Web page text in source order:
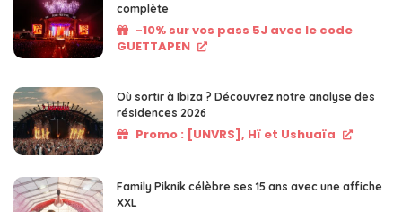
complète
-10% sur vos pass 5J avec le code
GUETTAPEN
Où sortir à Ibiza ? Découvrez notre analyse des
résidences 2026
Promo : [UNVRS], Hï et Ushuaïa
Family Piknik célèbre ses 15 ans avec une affiche
XXL